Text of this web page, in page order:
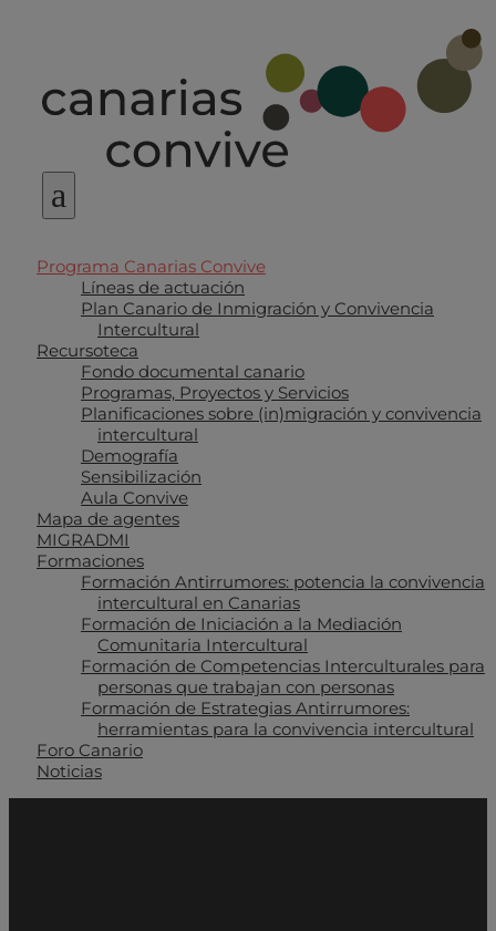
a
Programa Canarias Convive
Líneas de actuación
Plan Canario de Inmigración y Convivencia
Intercultural
Recursoteca
Fondo documental canario
Programas, Proyectos y Servicios
Planificaciones sobre (in)migración y convivencia
intercultural
Demografía
Sensibilización
Aula Convive
Mapa de agentes
MIGRADMI
Formaciones
Formación Antirrumores: potencia la convivencia
intercultural en Canarias
Formación de Iniciación a la Mediación
Comunitaria Intercultural
Formación de Competencias Interculturales para
personas que trabajan con personas
Formación de Estrategias Antirrumores:
herramientas para la convivencia intercultural
Foro Canario
Noticias